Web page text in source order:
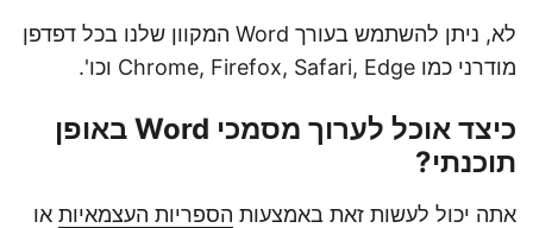
לא, ניתן להשתמש בעורך Word המקוון שלנו בכל דפדפן
מודרני כמו Chrome, Firefox, Safari, Edge וכו'.
כיצד אוכל לערוך מסמכי Word באופן
תוכנתי?
אתה יכול לעשות זאת באמצעות הספריות העצמאיות או